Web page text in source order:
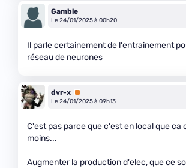
Gamble
Le 24/01/2025 à 00h20
Il parle certainement de l'entrainement
réseau de neurones
dvr-x Premium
Le 24/01/2025 à 09h13
C'est pas parce que c'est en local que ca
moins...
Augmenter la production d'elec, que ce